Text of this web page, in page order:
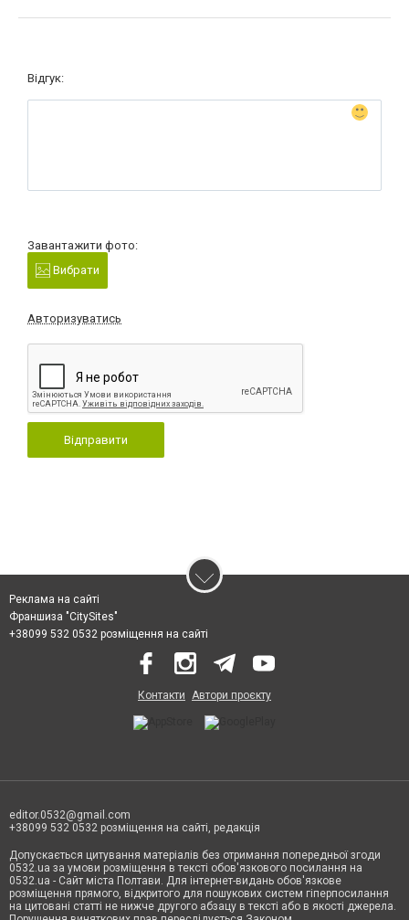
Відгук:
Завантажити фото:
Вибрати
Авторизуватись
Відправити
Реклама на сайті
Франшиза "CitySites"
+38099 532 0532 розміщення на сайті
Контакти Автори проєкту
editor.0532@gmail.com
+38099 532 0532 розміщення на сайті, редакція
Допускається цитування матеріалів без отримання попередньої згоди
0532.ua за умови розміщення в тексті обов'язкового посилання на
0532.ua - Сайт міста Полтави. Для інтернет-видань обов'язкове
розміщення прямого, відкритого для пошукових систем гіперпосилання
на цитовані статті не нижче другого абзацу в тексті або в якості джерела.